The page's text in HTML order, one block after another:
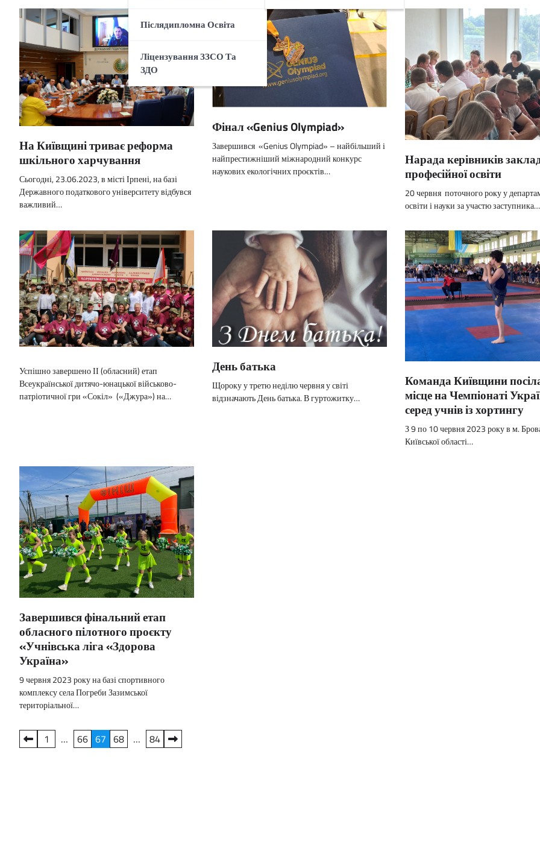
Післядипломна Освіта
Ліцензування ЗЗСО Та
ЗДО
На Київщині триває реформа
шкільного харчування
Сьогодні, 23.06.2023, в місті Ірпені, на базі
Державного податкового університету відбувся
важливий…
Фінал «Genius Olympiad»
Завершився «Genius Olympiad» – найбільший і
найпрестижніший міжнародний конкурс
наукових екологічних проєктів…
Нарада керівників
професійної освіти
20 червня поточного року у
освіти і науки за участю заступника…
Успішно завершено ІІ (обласний) етап
Всеукраїнської дитячо-юнацької військово-
патріотичної гри «Сокіл» («Джура») на…
День батька
Щороку у третю неділю червня у світі
відзначають День батька. В гуртожитку…
Команда Київщини
місце на Чемпіонаті
серед учнів із хортингу
З 9 по 10 червня 2023 року в м.
Київської області…
Завершився фінальний етап
обласного пілотного проєкту
«Учнівська ліга «Здорова
Україна»
9 червня 2023 року на базі спортивного
комплексу села Погреби Зазимської
територіальної…
Пагінація
1 … 66 67 68 … 84